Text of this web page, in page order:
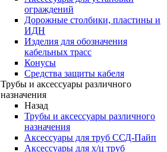
ограждений
Дорожные столбики, пластины и
ИДН
Изделия для обозначения
кабельных трасс
Конусы
Средства защиты кабеля
Трубы и аксессуары различного
назначения
Назад
Трубы и аксессуары различного
назначения
Аксессуары для труб ССД-Пайп
Аксессуары для х/ц труб